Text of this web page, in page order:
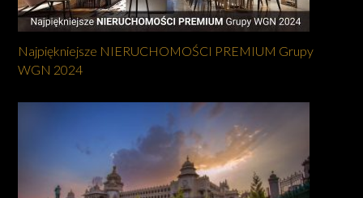
Najpiękniejsze NIERUCHOMOŚCI PREMIUM Grupy
WGN 2024